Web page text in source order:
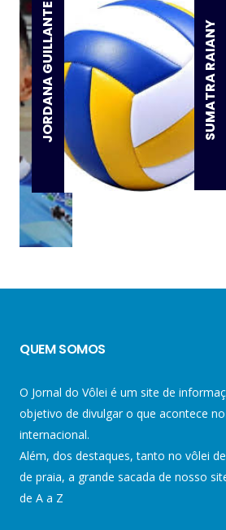
JORDANA GUILLANTE SUMATRA RAIANY
QUEM SOMOS
O Jornal do Vôlei é um site de
objetivo de divulgar o que acontece
internacional.
Além, dos destaques, tanto no vôlei
de praia, a grande sacada de nosso
de A a Z